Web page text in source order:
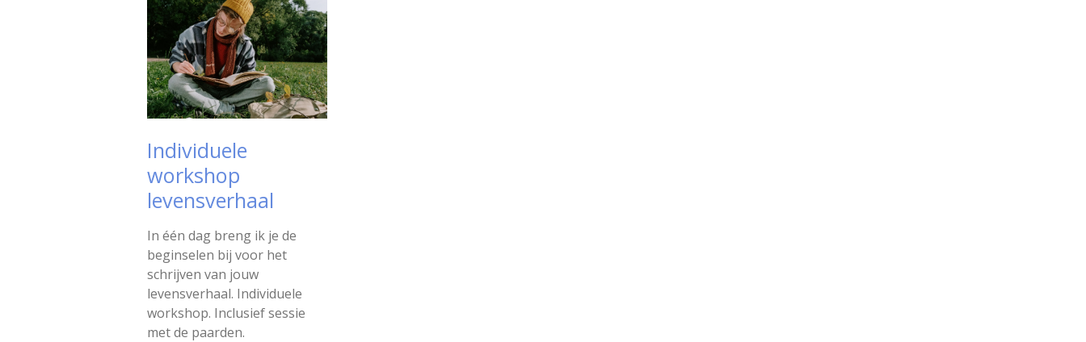
Individuele
workshop
levensverhaal
In één dag breng ik je de
beginselen bij voor het
schrijven van jouw
levensverhaal. Individuele
workshop. Inclusief sessie
met de paarden.